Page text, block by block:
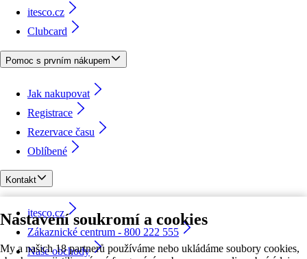
Nastavení soukromí a cookies
My a našich 18 partnerů používáme nebo ukládáme soubory cookies,
itesco.cz
Clubcard
Pomoc s prvním nákupem
Jak nakupovat
Registrace
Rezervace času
Oblíbené
Kontakt
itesco.cz
Zákaznické centrum - 800 222 555
Naše obchody